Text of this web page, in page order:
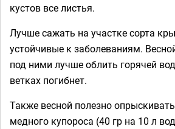
кустов все листья.
Лучше сажать на участке сорта
устойчивые к заболеваниям.
под ними лучше облить горячей
ветках погибнет.
Также весной полезно
медного купороса (40 гр на 10 л